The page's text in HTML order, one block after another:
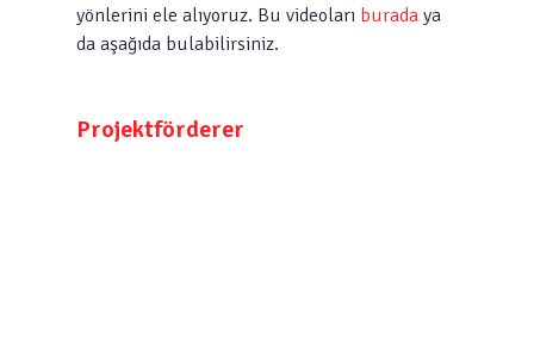
yönlerini ele alıyoruz. Bu videoları burada ya
da aşağıda bulabilirsiniz.
Projektförderer